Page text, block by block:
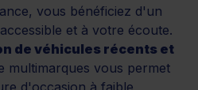
vous bénéficiez d'un
et à votre écoute.
de véhicules récents et
multimarques vous permet
d'occasion à faible